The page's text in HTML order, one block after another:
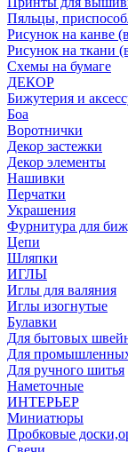
Пяльцы,
Рисунок на канве
Рисунок на ткани
Схемы на бумаге
ДЕКОР
Бижутерия и
Боа
Воротнички
Декор застежки
Декор элементы
Нашивки
Перчатки
Украшения
Фурнитура для
Цепи
Шляпки
ИГЛЫ
Иглы для валяния
Иглы изогнутые
Булавки
Для бытовых
Для
Для ручного шитья
Наметочные
ИНТЕРЬЕР
Миниатюры
Пробковые